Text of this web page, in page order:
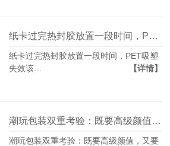
纸卡过完热封胶放置一段时间，PET吸塑失效该怎么处理
纸卡过完热封胶放置一段时间，PET吸塑
失效该…
【详情】
潮玩包装双重考验：既要高级颜值，又要牢固的PET热封胶
潮玩包装双重考验：既要高级颜值，又要